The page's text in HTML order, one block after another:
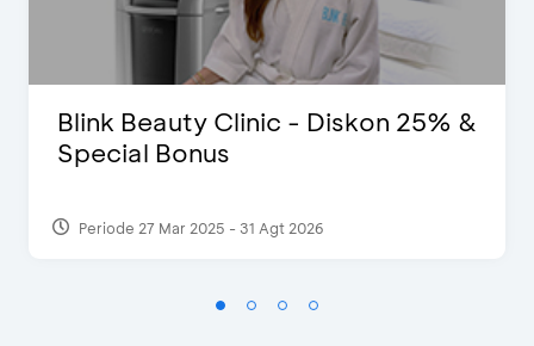
Blink Beauty Clinic - Diskon 25% &
Special Bonus
Periode 27 Mar 2025 - 31 Agt 2026